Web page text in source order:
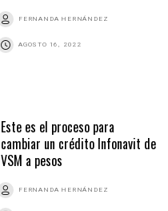
FERNANDA HERNÁNDEZ
AGOSTO 16, 2022
Este es el proceso para
cambiar un crédito Infonavit de
VSM a pesos
FERNANDA HERNÁNDEZ